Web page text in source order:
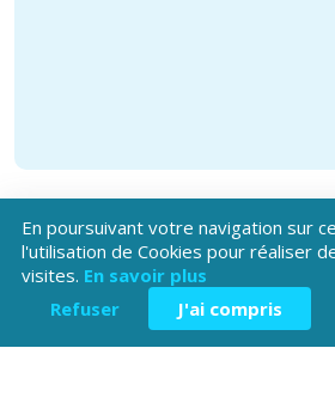
Téléchargez
En poursuivant votre navigation sur
l'utilisation de Cookies pour réaliser
visites. En savoir plus
Refuser
J'ai compris